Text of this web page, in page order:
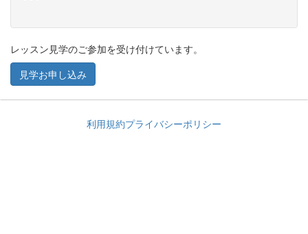
レッスン見学のご参加を受け付けています。
見学お申し込み
利用規約プライバシーポリシー